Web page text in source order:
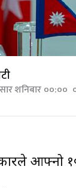
शनिबार
आफ्नो